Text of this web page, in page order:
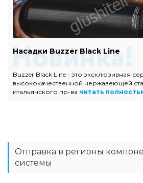
Насадки Buzzer Black Line
Buzzer Black Line - это эксклюзивная
высококачественной нержавеющей
итальянского пр-ва читать
Отправка в регионы
системы